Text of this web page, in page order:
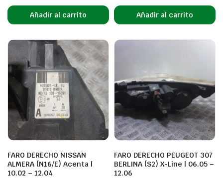
Añadir al carrito Añadir al carrito
FARO DERECHO NISSAN
ALMERA (N16/E) Acenta |
10.02 – 12.04
FARO DERECHO PEUGEOT 307
BERLINA (S2) X-Line | 06.05 –
12.06